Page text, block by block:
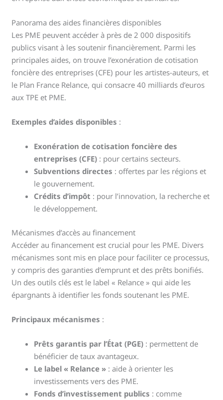
Panorama des aides financières disponibles
Les PME peuvent accéder à près de 2 000 dispositifs
publics visant à les soutenir financièrement. Parmi les
principales aides, on trouve l’exonération de cotisation
foncière des entreprises (CFE) pour les artistes-auteurs, et
le Plan France Relance, qui consacre 40 milliards d’euros
aux TPE et PME.
Exemples d’aides disponibles :
Exonération de cotisation foncière des
entreprises (CFE) : pour certains secteurs.
Subventions directes : offertes par les régions et
le gouvernement.
Crédits d’impôt : pour l’innovation, la recherche et
le développement.
Mécanismes d’accès au financement
Accéder au financement est crucial pour les PME. Divers
mécanismes sont mis en place pour faciliter ce processus,
y compris des garanties d’emprunt et des prêts bonifiés.
Un des outils clés est le label « Relance » qui aide les
épargnants à identifier les fonds soutenant les PME.
Principaux mécanismes :
Prêts garantis par l’État (PGE) : permettent de
bénéficier de taux avantageux.
Le label « Relance » : aide à orienter les
investissements vers des PME.
Fonds d’investissement publics : comme